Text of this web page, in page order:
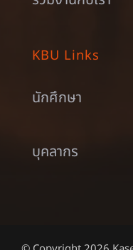
KBU Links
นักศึกษา
บุคลากร